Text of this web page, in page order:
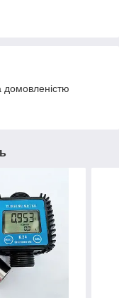
домовленістю